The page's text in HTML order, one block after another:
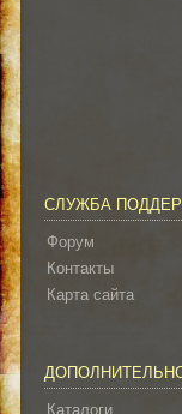
СЛУЖБА
Форум
Контакты
Карта сайта
Каталоги